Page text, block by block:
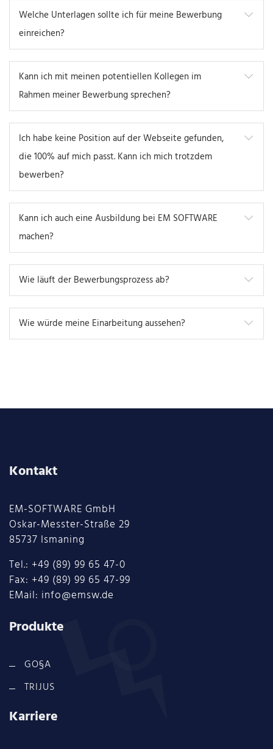
Welche Unterlagen sollte ich für meine Bewerbung
einreichen?
Kann ich mit meinen potentiellen Kollegen im
Rahmen meiner Bewerbung sprechen?
Ich habe keine Position auf der Webseite gefunden,
die 100% auf mich passt. Kann ich mich trotzdem
bewerben?
Kann ich auch eine Ausbildung bei EM SOFTWARE
machen?
Wie läuft der Bewerbungsprozess ab?
Wie würde meine Einarbeitung aussehen?
Kontakt
EM-SOFTWARE GmbH
Oskar-Messter-Straße 29
85737 Ismaning
Tel.: +49 (89) 99 65 47-0
Fax: +49 (89) 99 65 47-99
EMail: info@emsw.de
Produkte
GO§A
TRIJUS
Karriere